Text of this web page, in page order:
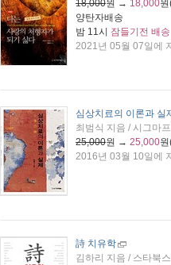
18,000원 → 18,000
양탄자배송
밤 11시 잠들기전 배송
2021년 05월 07일에
심상치료의 이론과 실
최범식 지음 / 시그마
25,000원 → 25,000
2016년 03월 10일에
詩 치유학
김하리 지음 / 스타북